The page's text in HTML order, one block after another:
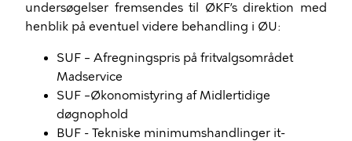
undersøgelser fremsendes til ØKF’s direktion med
henblik på eventuel videre behandling i ØU:
SUF – Afregningspris på fritvalgsområdet
Madservice
SUF –Økonomistyring af Midlertidige
døgnophold
BUF - Tekniske minimumshandlinger it-